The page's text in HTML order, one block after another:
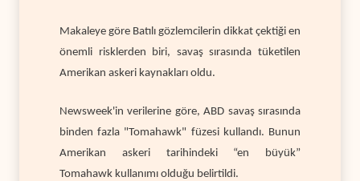
Makaleye göre Batılı gözlemcilerin dikkat çektiği en
önemli risklerden biri, savaş sırasında tüketilen
Amerikan askeri kaynakları oldu.
Newsweek'in verilerine göre, ABD savaş sırasında
binden fazla "Tomahawk" füzesi kullandı. Bunun
Amerikan askeri tarihindeki “en büyük”
Tomahawk kullanımı olduğu belirtildi.